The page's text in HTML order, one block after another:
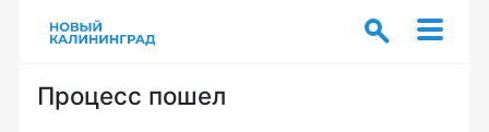
Процесс пошел